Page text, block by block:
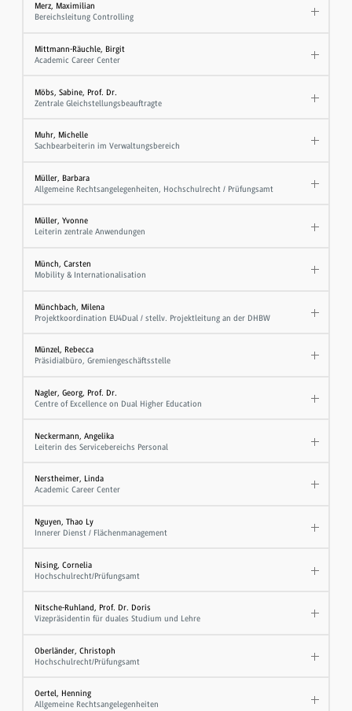
Merz, Maximilian
Bereichsleitung Controlling
Mittmann-Räuchle, Birgit
Academic Career Center
Möbs, Sabine, Prof. Dr.
Zentrale Gleichstellungsbeauftragte
Muhr, Michelle
Sachbearbeiterin im Verwaltungsbereich
Müller, Barbara
Allgemeine Rechtsangelegenheiten, Hochschulrecht / Prüfungsamt
Müller, Yvonne
Leiterin zentrale Anwendungen
Münch, Carsten
Mobility & Internationalisation
Münchbach, Milena
Projektkoordination EU4Dual / stellv. Projektleitung an der DHBW
Münzel, Rebecca
Präsidialbüro, Gremiengeschäftsstelle
Nagler, Georg, Prof. Dr.
Centre of Excellence on Dual Higher Education
Neckermann, Angelika
Leiterin des Servicebereichs Personal
Nerstheimer, Linda
Academic Career Center
Nguyen, Thao Ly
Innerer Dienst / Flächenmanagement
Nising, Cornelia
Hochschulrecht/Prüfungsamt
Nitsche-Ruhland, Prof. Dr. Doris
Vizepräsidentin für duales Studium und Lehre
Oberländer, Christoph
Hochschulrecht/Prüfungsamt
Oertel, Henning
Allgemeine Rechtsangelegenheiten